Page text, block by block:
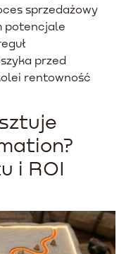
sprzedażowy
potencjale
przed
rentowność
i ROI